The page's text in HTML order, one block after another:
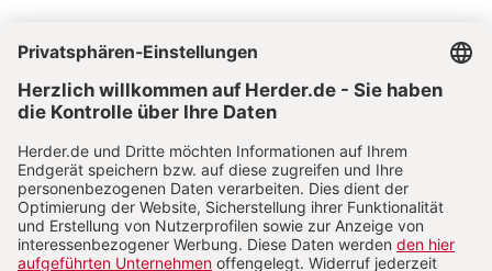
Vertrag widerrufen